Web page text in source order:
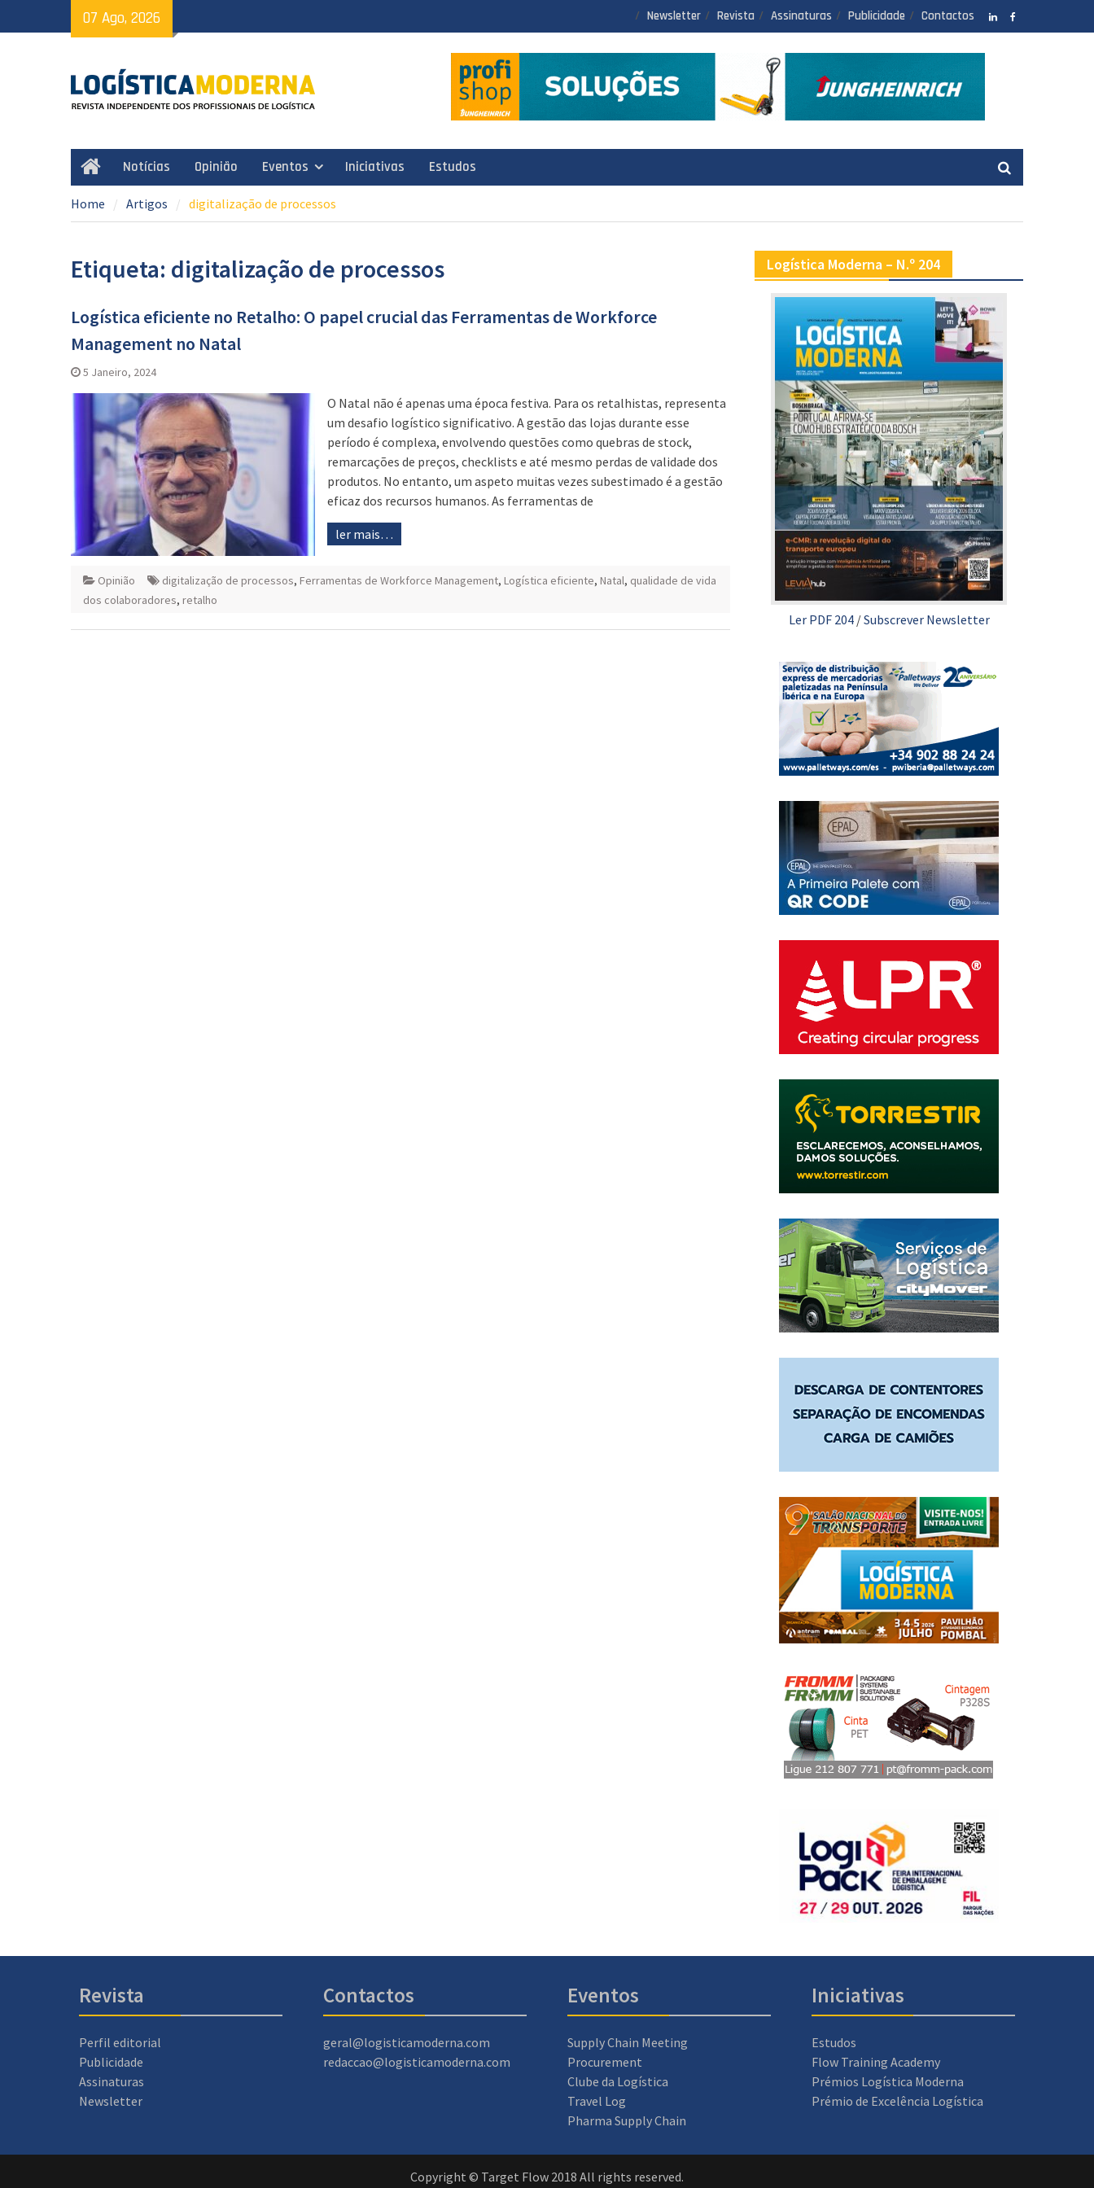
to
07 Ago, 2026 Newsletter Revista Assinaturas Publicidade Contactos
HomeNotícias Opinião Eventos Iniciativas Estudos
Home Artigos digitalização de processos
Etiqueta: digitalização de processos
Logística eficiente no Retalho: O papel crucial das Ferramentas de Workforce
Management no Natal
5 Janeiro, 2024
O Natal não é apenas uma época festiva. Para os retalhistas, representa
um desafio logístico significativo. A gestão das lojas durante esse
período é complexa, envolvendo questões como quebras de stock,
remarcações de preços, checklists e até mesmo perdas de validade dos
produtos. No entanto, um aspeto muitas vezes subestimado é a gestão
eficaz dos recursos humanos. As ferramentas de
ler mais…
Opinião digitalização de processos, Ferramentas de Workforce Management, Logística eficiente, Natal, qualidade de vida
dos colaboradores, retalho
Logística Moderna – N.º 204
Ler PDF 204/Subscrever Newsletter
Revista
Perfil editorial
Publicidade
Assinaturas
Newsletter
Contactos
geral@logisticamoderna.com
redaccao@logisticamoderna.com
Eventos
Supply Chain Meeting
Procurement
Clube da Logística
Travel Log
Pharma Supply Chain
Iniciativas
Estudos
Flow Training Academy
Prémios Logística Moderna
Prémio de Excelência Logística
Copyright © Target Flow 2018 All rights reserved.